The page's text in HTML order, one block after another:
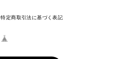
特定商取引法に基づく表記